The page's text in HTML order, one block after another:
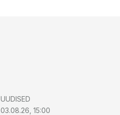
UUDISED
03.08.26, 15:00